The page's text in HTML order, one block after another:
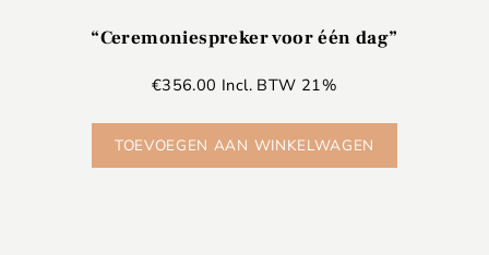
“Ceremoniespreker voor één dag”
€356.00 Incl. BTW 21%
TOEVOEGEN AAN WINKELWAGEN